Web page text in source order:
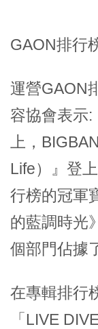
GAON排行
運營GAON
容協會表示
上，
Life）』登
行榜的冠軍
的藍調時光
個部門佔據
在專輯排行
「LIVE